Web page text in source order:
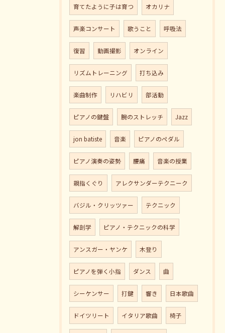
育てたように子は育つ オカリナ
声楽コンサート 歌うこと 呼吸法
復習 動画撮影 オンライン
リズムトレーニング 打ち込み
楽曲制作 リハビリ 部活動
ピアノの鍵盤 腕のストレッチ Jazz
jon batiste 音楽 ピアノのペダル
ピアノ演奏の姿勢 腰痛 音楽の授業
親指くぐり アレクサンダーテクニーク
バジル・クリッツァー テクニック
解剖学 ピアノ・テクニックの科学
アンスガー・ヤンケ 木登り
ピアノを弾く小指 ダンス 曲
シーケンサー 打鍵 響き 日本歌曲
ドイツリート イタリア歌曲 椅子